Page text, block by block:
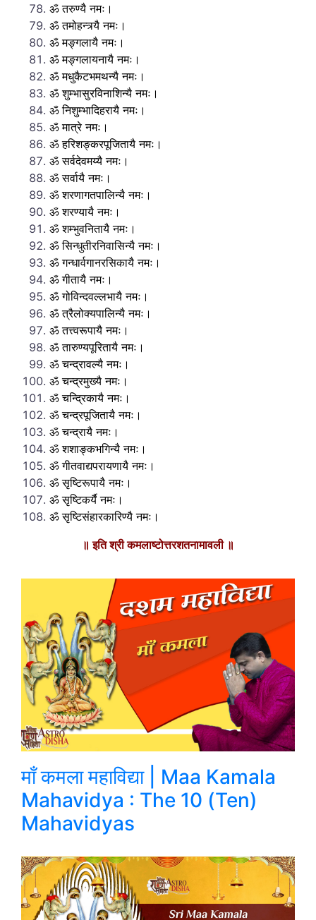
ॐ तरुण्यै नमः।
ॐ तमोहन्त्र्यै नमः।
ॐ मङ्गलायै नमः।
ॐ मङ्गलायनायै नमः।
ॐ मधुकैटभमथन्यै नमः।
ॐ शुम्भासुरविनाशिन्यै नमः।
ॐ निशुम्भादिहरायै नमः।
ॐ मात्रे नमः।
ॐ हरिशङ्करपूजितायै नमः।
ॐ सर्वदेवमय्यै नमः।
ॐ सर्वायै नमः।
ॐ शरणागतपालिन्यै नमः।
ॐ शरण्यायै नमः।
ॐ शम्भुवनितायै नमः।
ॐ सिन्धुतीरनिवासिन्यै नमः।
ॐ गन्धार्वगानरसिकायै नमः।
ॐ गीतायै नमः।
ॐ गोविन्दवल्लभायै नमः।
ॐ त्रैलोक्यपालिन्यै नमः।
ॐ तत्त्वरूपायै नमः।
ॐ तारुण्यपूरितायै नमः।
ॐ चन्द्रावल्यै नमः।
ॐ चन्द्रमुख्यै नमः।
ॐ चन्द्रिकायै नमः।
ॐ चन्द्रपूजितायै नमः।
ॐ चन्द्रायै नमः।
ॐ शशाङ्कभगिन्यै नमः।
ॐ गीतवाद्यपरायणायै नमः।
ॐ सृष्टिरूपायै नमः।
ॐ सृष्टिकर्यै नमः।
ॐ सृष्टिसंहारकारिण्यै नमः।
॥ इति श्री कमलाष्टोत्तरशतनामावली ॥
माँ कमला महाविद्या | Maa Kamala
Mahavidya : The 10 (Ten)
Mahavidyas